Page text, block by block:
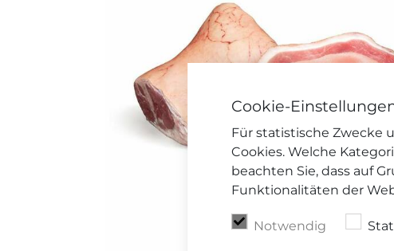
Cookie-
Für statistische Zwecke
Cookies. Welche
beachten Sie, dass auf
Funktionalitäten der
Notwendig